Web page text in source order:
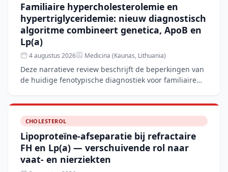
Familiaire hypercholesterolemie en
hypertriglyceridemie: nieuw diagnostisch
algoritme combineert genetica, ApoB en
Lp(a)
4 augustus 2026 Medicina (Kaunas, Lithuania)
Deze narratieve review beschrijft de beperkingen van
de huidige fenotypische diagnostiek voor familiaire
CHOLESTEROL
Lipoproteïne-afseparatie bij refractaire
FH en Lp(a) — verschuivende rol naar
vaat- en nierziekten